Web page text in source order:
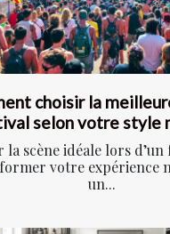
choisir la
selon votre style
la scène idéale lors
votre expérience
un...